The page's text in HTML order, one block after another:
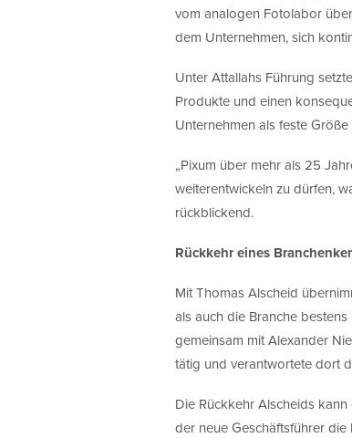
vom analogen Fotolabor
dem Unternehmen, sich
Unter Attallahs Führung
Produkte und einen
Unternehmen als feste
„Pixum über mehr als 25
weiterentwickeln zu dürfen,
rückblickend.
Rückkehr eines
Mit Thomas Alscheid
als auch die Branche
gemeinsam mit Alexander
tätig und verantwortete dort
Die Rückkehr Alscheids
der neue Geschäftsführer